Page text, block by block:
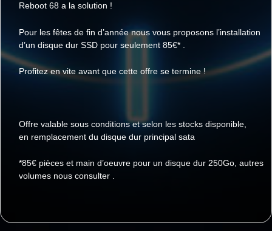
Reboot 68 a la solution !
Pour les fêtes de fin d’année nous vous proposons l’installation
d’un disque dur SSD pour seulement 85€* .
Profitez en vite avant que cette offre se termine !
Offre valable sous conditions et selon les stocks disponible,
en remplacement du disque dur principal sata
*85€ pièces et main d’oeuvre pour un disque dur 250Go, autres
volumes nous consulter .